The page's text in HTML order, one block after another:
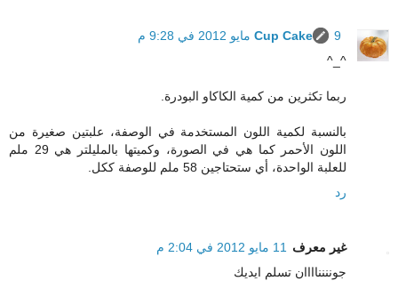
Cup Cake
9 مايو 2012 في 9:28 م
^_^
ربما تكثرين من كمية الكاكاو البودرة.
بالنسبة لكمية اللون المستخدمة في الوصفة، علبتين صغيرة من
اللون الأحمر كما هي في الصورة، وكميتها بالمليلتر هي 29 ملم
للعلبة الواحدة، أي ستحتاجين 58 ملم للوصفة ككل.
رد
غير معرف
11 مايو 2012 في 2:04 م
جونننناااان تسلم ايديك